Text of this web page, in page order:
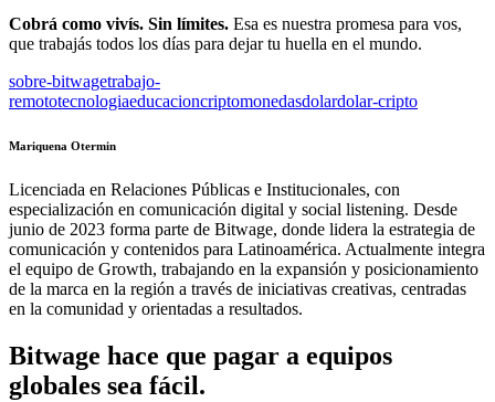
Cobrá como vivís. Sin límites. Esa es nuestra promesa para vos,
que trabajás todos los días para dejar tu huella en el mundo.
sobre-bitwagetrabajo-
remototecnologiaeducacioncriptomonedasdolardolar-cripto
Mariquena Otermin
Licenciada en Relaciones Públicas e Institucionales, con
especialización en comunicación digital y social listening. Desde
junio de 2023 forma parte de Bitwage, donde lidera la estrategia de
comunicación y contenidos para Latinoamérica. Actualmente integra
el equipo de Growth, trabajando en la expansión y posicionamiento
de la marca en la región a través de iniciativas creativas, centradas
en la comunidad y orientadas a resultados.
Bitwage hace que pagar a equipos
globales sea fácil.